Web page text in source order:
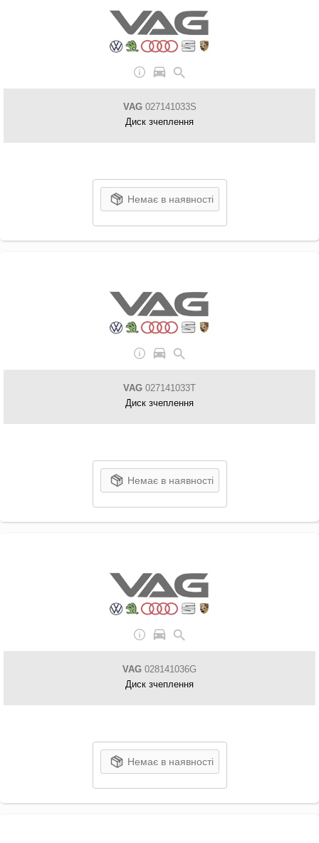
VAG027141033S
Диск зчеплення
Немає в наявності
VAG 027141033T
Диск зчеплення
Немає в наявності
VAG 028141036G
Диск зчеплення
Немає в наявності